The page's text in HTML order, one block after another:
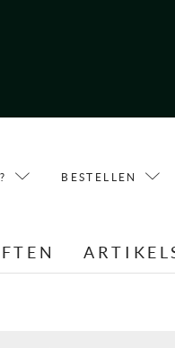
BESTELLEN